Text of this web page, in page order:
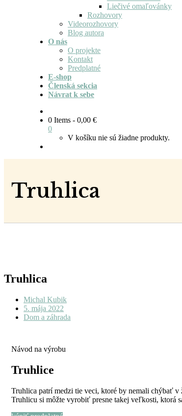
Liečivé omaľovánky
Rozhovory
Videorozhovory
Blog autora
O nás
O projekte
Kontakt
Predplatné
E-shop
Členská sekcia
Návrat k sebe
0 Items - 0,00 €
0
V košíku nie sú žiadne produkty.
Truhlica
Truhlica
Michal Kubik
5. mája 2022
Dom a záhrada
Návod na výrobu
Truhlice
Truhlica patrí medzi tie veci, ktoré by nemali chýbať v
Truhlicu si môžte vyrobiť presne takej veľkosti, ktorá